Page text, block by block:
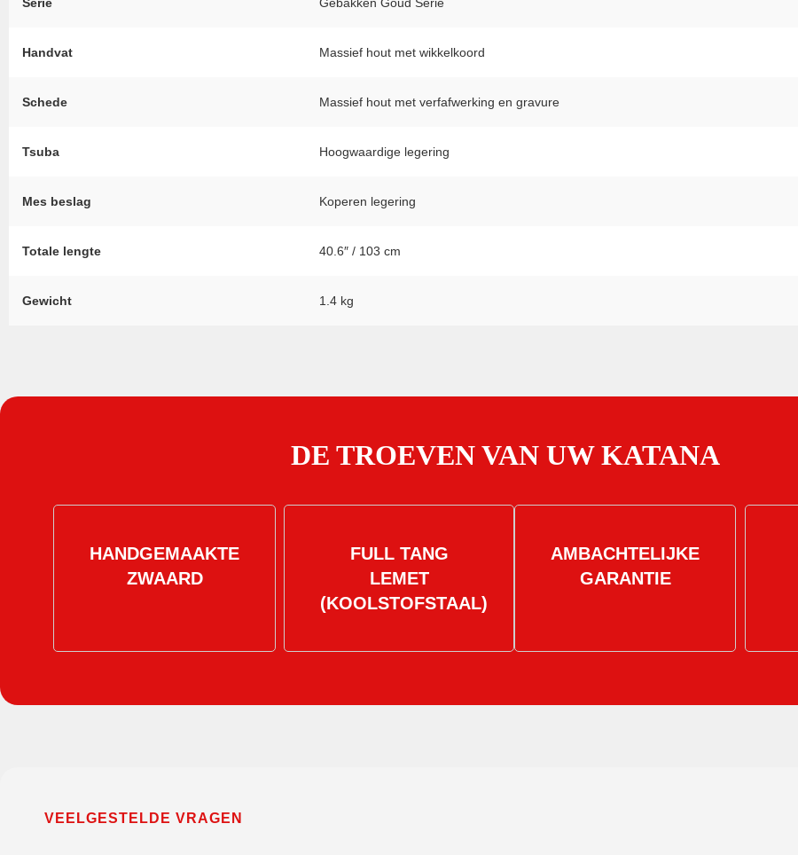
Handvat Massief hout met wikkelkoord
Schede Massief hout met verfafwerking en gravure
Tsuba Hoogwaardige legering
Mes beslag Koperen legering
Totale lengte 40.6″ / 103 cm
Gewicht 1.4 kg
DE TROEVEN VAN UW KATANA
HANDGEMAAKTE
ZWAARD
FULL TANG
LEMET
(KOOLSTOFSTAAL)
AMBACHTELIJKE
GARANTIE
VEELGESTELDE VRAGEN